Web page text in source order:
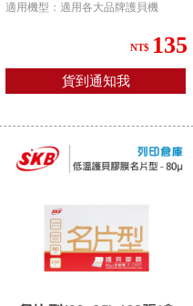
適用機型：適用各大品牌護貝機
NT$ 135
貨到通知我